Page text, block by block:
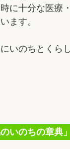
に十分な医療
ます。
いのちとくら
のいのちの章典